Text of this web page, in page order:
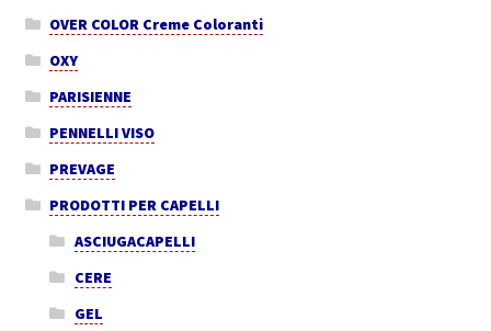
OVER COLOR Creme Coloranti
OXY
PARISIENNE
PENNELLI VISO
PREVAGE
PRODOTTI PER CAPELLI
ASCIUGACAPELLI
CERE
GEL